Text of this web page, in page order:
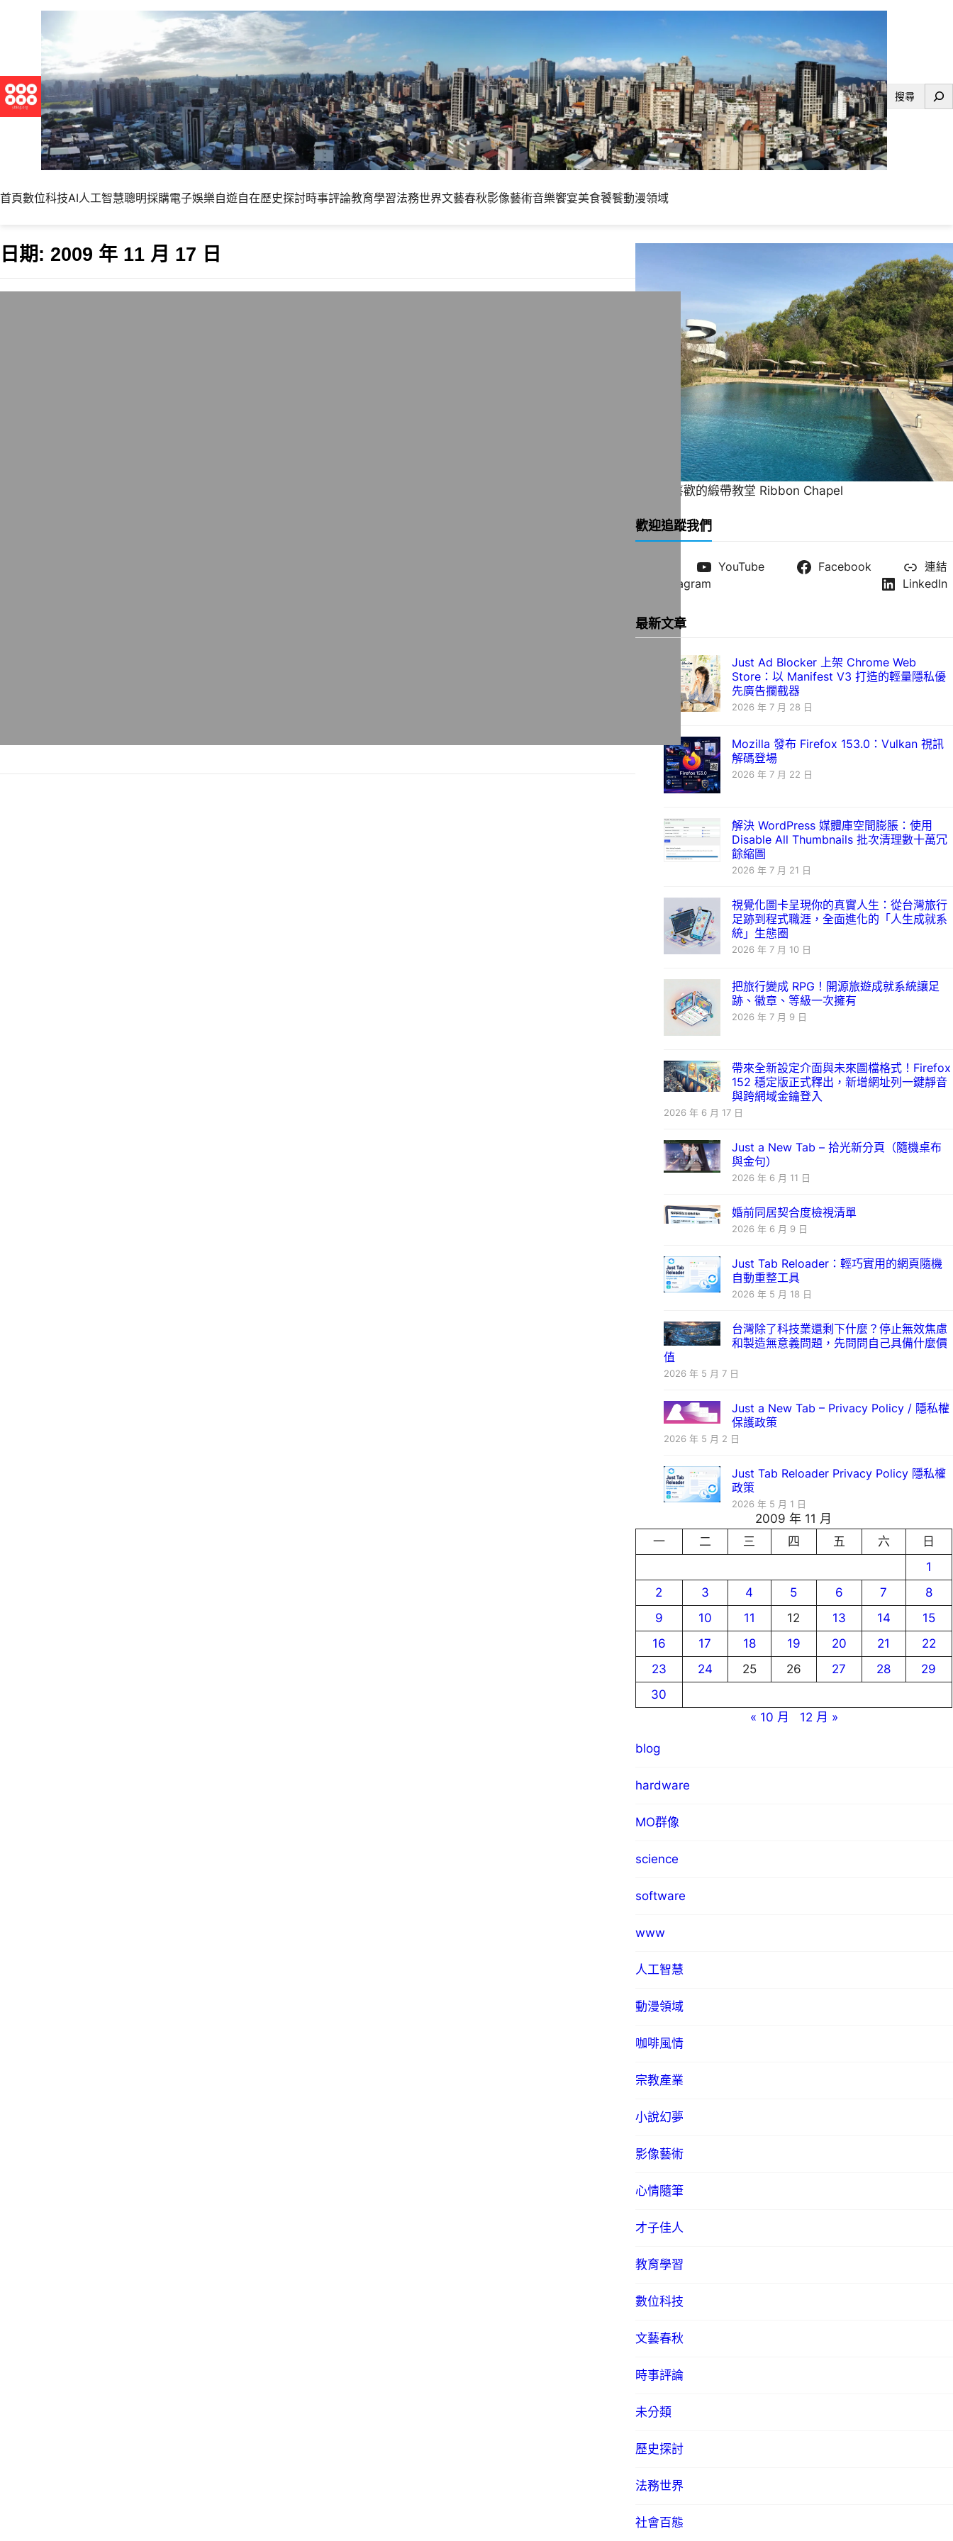
搜
首頁數位科技AI人工智慧聰明採購電子娛樂自遊自在歷史探討時事評論教育學習法務世界文藝春秋影像藝術音樂饗宴美食饕餮動漫領域
日期: 2009 年 11 月 17 日
一直很喜歡的緞帶教堂 Ribbon Chapel
歡迎追蹤我們
YouTube Facebook
連結
Instagram
LinkedIn
最新文章
Just Ad Blocker 上架 Chrome Web
Store：以 Manifest V3 打造的輕量隱私優
先廣告攔截器
2026 年 7 月 28 日
Mozilla 發布 Firefox 153.0：Vulkan 視訊
解碼登場
2026 年 7 月 22 日
解決 WordPress 媒體庫空間膨脹：使用
Disable All Thumbnails 批次清理數十萬冗
餘縮圖
2026 年 7 月 21 日
視覺化圖卡呈現你的真實人生：從台灣旅行
足跡到程式職涯，全面進化的「人生成就系
統」生態圈
2026 年 7 月 10 日
把旅行變成 RPG！開源旅遊成就系統讓足
跡、徽章、等級一次擁有
2026 年 7 月 9 日
帶來全新設定介面與未來圖檔格式！Firefox
152 穩定版正式釋出，新增網址列一鍵靜音
與跨網域金鑰登入
2026 年 6 月 17 日
Just a New Tab – 拾光新分頁（隨機桌布
與金句）
2026 年 6 月 11 日
婚前同居契合度檢視清單
2026 年 6 月 9 日
Just Tab Reloader：輕巧實用的網頁隨機
自動重整工具
2026 年 5 月 18 日
台灣除了科技業還剩下什麼？停止無效焦慮
和製造無意義問題，先問問自己具備什麼價
值
2026 年 5 月 7 日
Just a New Tab – Privacy Policy / 隱私權
保護政策
2026 年 5 月 2 日
Just Tab Reloader Privacy Policy 隱私權
政策
2026 年 5 月 1 日
2009 年 11 月
一
二 三 四 五 六
日
1
2
3 4 5 6 7
8
9
10 11 12 13 14
15
16
17 18 19 20 21
22
23
24 25 26 27 28
29
30
« 10 月
12 月 »
blog
hardware
MO群像
science
software
www
人工智慧
動漫領域
咖啡風情
宗教產業
小說幻夢
影像藝術
心情隨筆
才子佳人
教育學習
數位科技
文藝春秋
時事評論
未分類
歷史探討
法務世界
社會百態